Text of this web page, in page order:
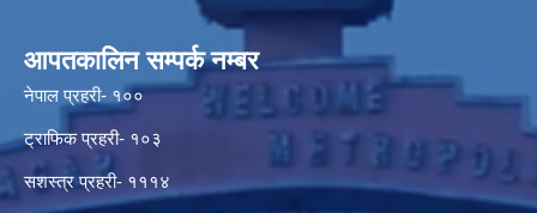
आपतकालिन सम्पर्क नम्बर
नेपाल प्रहरी- १००
ट्राफिक प्रहरी- १०३
सशस्त्र प्रहरी- १११४